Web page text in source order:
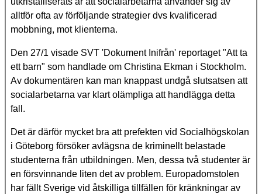
alltför ofta av förföljande strategier dvs kvalificerad
mobbning, mot klienterna.
Den 27/1 visade SVT 'Dokument Inifrån' reportaget "Att ta
ett barn" som handlade om Christina Ekman i Stockholm.
Av dokumentären kan man knappast undgå slutsatsen att
socialarbetarna var klart olämpliga att handlägga detta
fall.
Det är därför mycket bra att prefekten vid Socialhögskolan
i Göteborg försöker avlägsna de kriminellt belastade
studenterna från utbildningen. Men, dessa två studenter är
en försvinnande liten det av problem. Europadomstolen
har fällt Sverige vid åtskilliga tillfällen för kränkningar av